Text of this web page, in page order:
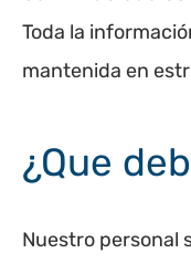
Toda la
mantenida en
¿Que
Nuestro personal